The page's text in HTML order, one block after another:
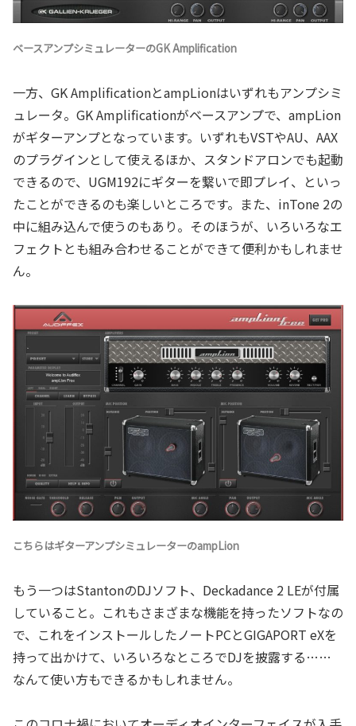
ベースアンプシミュレーターのGK Amplification
一方、GK AmplificationとampLionはいずれもアンプシミ
ュレータ。GK Amplificationがベースアンプで、ampLion
がギターアンプとなっています。いずれもVSTやAU、AAX
のプラグインとして使えるほか、スタンドアロンでも起動
できるので、UGM192にギターを繋いで即プレイ、といっ
たことができるのも楽しいところです。また、inTone 2の
中に組み込んで使うのもあり。そのほうが、いろいろなエ
フェクトとも組み合わせることができて便利かもしれませ
ん。
こちらはギターアンプシミュレーターのampLion
もう一つはStantonのDJソフト、Deckadance 2 LEが付属
していること。これもさまざまな機能を持ったソフトなの
で、これをインストールしたノートPCとGIGAPORT eXを
持って出かけて、いろいろなところでDJを披露する……
なんて使い方もできるかもしれません。